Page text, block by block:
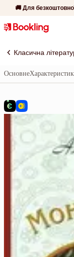
🚚 Для
Класична
Основне